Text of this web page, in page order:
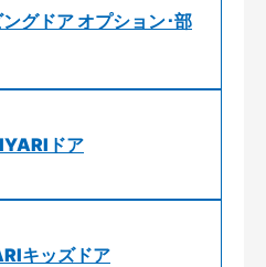
グドア オプション･部
ドア
キッズドア